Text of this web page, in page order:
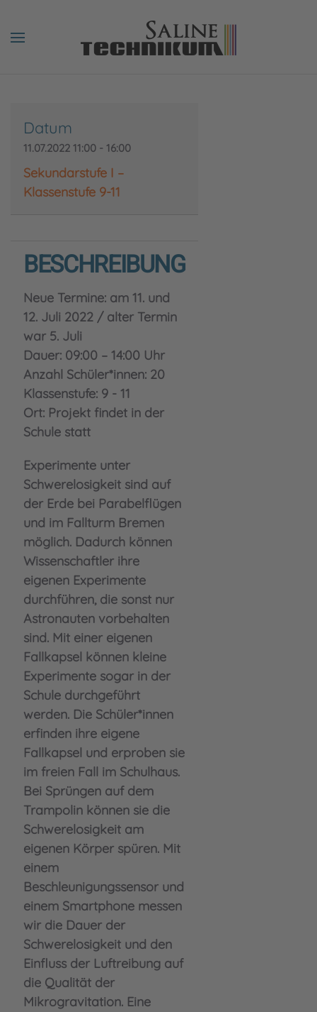
Datum
11.07.2022 11:00 - 16:00
Sekundarstufe I –
Klassenstufe 9-11
BESCHREIBUNG
Neue Termine: am 11. und
12. Juli 2022 / alter Termin
war 5. Juli
Dauer: 09:00 – 14:00 Uhr
Anzahl Schüler*innen: 20
Klassenstufe: 9 - 11
Ort: Projekt findet in der
Schule statt
Experimente unter
Schwerelosigkeit sind auf
der Erde bei Parabelflügen
und im Fallturm Bremen
möglich. Dadurch können
Wissenschaftler ihre
eigenen Experimente
durchführen, die sonst nur
Astronauten vorbehalten
sind. Mit einer eigenen
Fallkapsel können kleine
Experimente sogar in der
Schule durchgeführt
werden. Die Schüler*innen
erfinden ihre eigene
Fallkapsel und erproben sie
im freien Fall im Schulhaus.
Bei Sprüngen auf dem
Trampolin können sie die
Schwerelosigkeit am
eigenen Körper spüren. Mit
einem
Beschleunigungssensor und
einem Smartphone messen
wir die Dauer der
Schwerelosigkeit und den
Einfluss der Luftreibung auf
die Qualität der
Mikrogravitation. Eine